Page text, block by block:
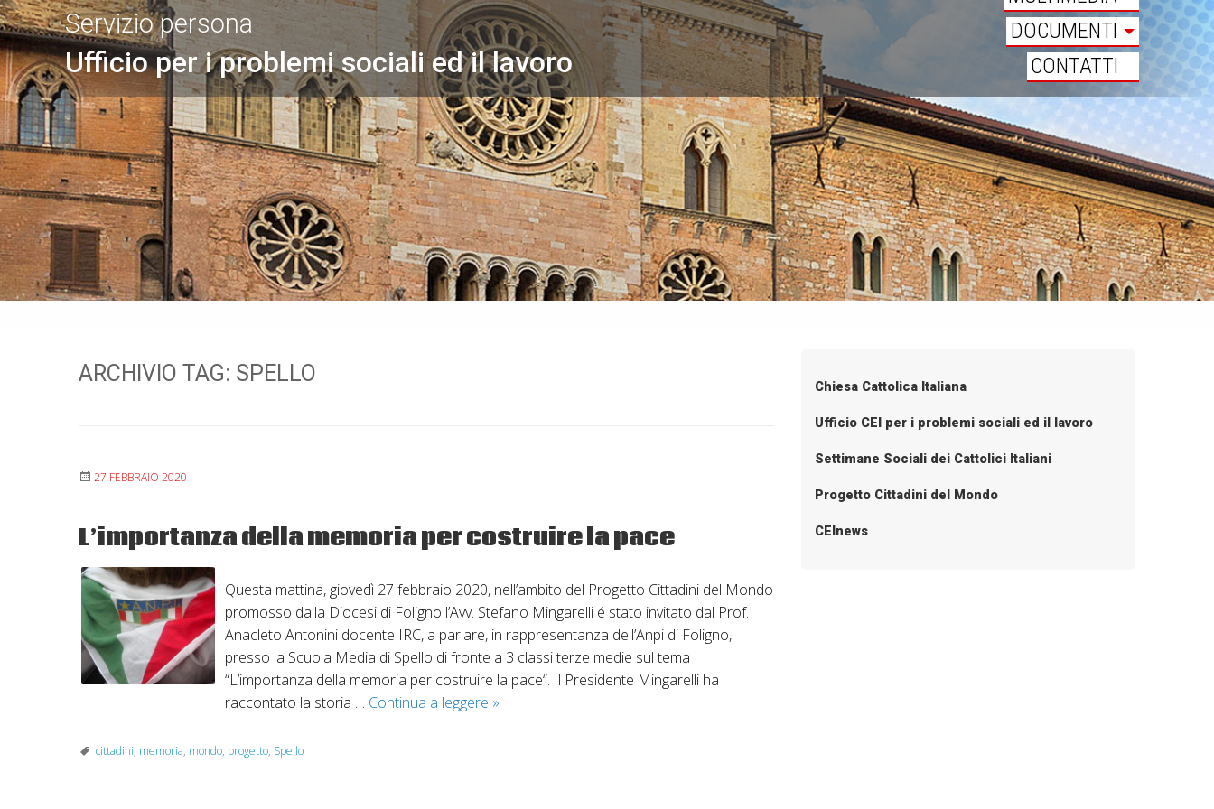
Ufficio per i problemi sociali ed il lavoro
Servizio persona
DOCUMENTI
CONTATTI
ARCHIVIO TAG: SPELLO
27 FEBBRAIO 2020
L’importanza della memoria per costruire la pace
Questa mattina, giovedì 27 febbraio 2020, nell’ambito del Progetto Cittadini del Mondo
promosso dalla Diocesi di Foligno l’Avv. Stefano Mingarelli é stato invitato dal Prof.
Anacleto Antonini docente IRC, a parlare, in rappresentanza dell’Anpi di Foligno,
presso la Scuola Media di Spello di fronte a 3 classi terze medie sul tema
“L’importanza della memoria per costruire la pace“. Il Presidente Mingarelli ha
raccontato la storia … Continua a leggere L’importanza
»
cittadini, memoria, mondo, progetto, Spello
Chiesa Cattolica Italiana
Ufficio CEI per i problemi sociali ed il lavoro
Settimane Sociali dei Cattolici Italiani
Progetto Cittadini del Mondo
CEInews